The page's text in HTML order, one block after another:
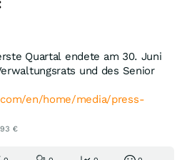
Quartal endete am 30. Juni
und des Senior
en/home/media/press-
€